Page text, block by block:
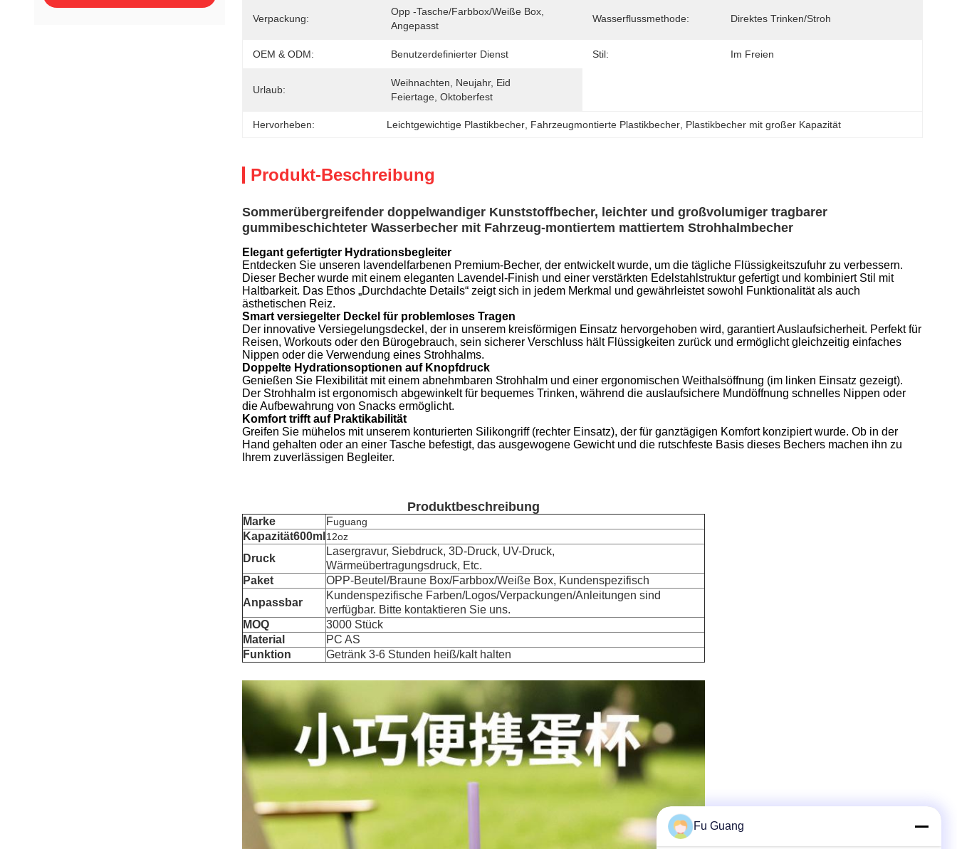
Verpackung:
Opp -Tasche/Farbbox/weiße Box,
Angepasst
Wasserflussmethode: Direktes Trinken/Stroh
OEM & ODM: Benutzerdefinierter Dienst Stil: Im Freien
Urlaub:
Weihnachten, Neujahr, Eid
Feiertage, Oktoberfest
Hervorheben: Leichtgewichtige Plastikbecher Fahrzeugmontierte Plastikbecher Plastikbecher mit großer Kapazität
Produkt-Beschreibung
Sommerübergreifender doppelwandiger Kunststoffbecher, leichter und großvolumiger tragbarer
gummibeschichteter Wasserbecher mit Fahrzeug-montiertem mattiertem Strohhalmbecher
Elegant gefertigter Hydrationsbegleiter
Entdecken Sie unseren lavendelfarbenen Premium-Becher, der entwickelt wurde, um die tägliche Flüssigkeitszufuhr zu verbessern.
Dieser Becher wurde mit einem eleganten Lavendel-Finish und einer verstärkten Edelstahlstruktur gefertigt und kombiniert Stil mit
Haltbarkeit. Das Ethos „Durchdachte Details“ zeigt sich in jedem Merkmal und gewährleistet sowohl Funktionalität als auch
ästhetischen Reiz.
Smart versiegelter Deckel für problemloses Tragen
Der innovative Versiegelungsdeckel, der in unserem kreisförmigen Einsatz hervorgehoben wird, garantiert Auslaufsicherheit. Perfekt für
Reisen, Workouts oder den Bürogebrauch, sein sicherer Verschluss hält Flüssigkeiten zurück und ermöglicht gleichzeitig einfaches
Nippen oder die Verwendung eines Strohhalms.
Doppelte Hydrationsoptionen auf Knopfdruck
Genießen Sie Flexibilität mit einem abnehmbaren Strohhalm und einer ergonomischen Weithalsöffnung (im linken Einsatz gezeigt).
Der Strohhalm ist ergonomisch abgewinkelt für bequemes Trinken, während die auslaufsichere Mundöffnung schnelles Nippen oder
die Aufbewahrung von Snacks ermöglicht.
Komfort trifft auf Praktikabilität
Greifen Sie mühelos mit unserem konturierten Silikongriff (rechter Einsatz), der für ganztägigen Komfort konzipiert wurde. Ob in der
Hand gehalten oder an einer Tasche befestigt, das ausgewogene Gewicht und die rutschfeste Basis dieses Bechers machen ihn zu
Ihrem zuverlässigen Begleiter.
Produktbeschreibung
Marke Fuguang
Kapazität600ml 12oz
Druck
Lasergravur, Siebdruck, 3D-Druck, UV-Druck,
Wärmeübertragungsdruck, Etc.
Paket
OPP-Beutel/Braune Box/Farbbox/Weiße Box, Kundenspezifisch
Anpassbar
Kundenspezifische Farben/Logos/Verpackungen/Anleitungen sind
verfügbar. Bitte kontaktieren Sie uns.
MOQ
3000 Stück
Material
PC AS
Funktion
Getränk 3-6 Stunden heiß/kalt halten
Fu Guang